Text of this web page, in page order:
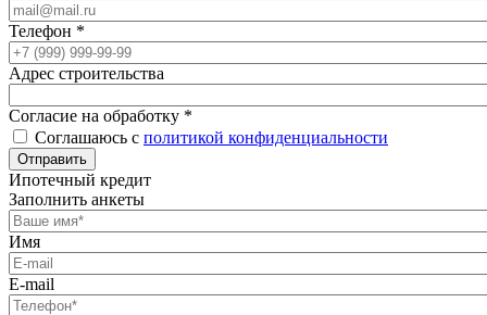
Телефон *
Адрес строительства
Согласие на обработку *
Соглашаюсь с политикой конфиденциальности
Отправить
Ипотечный кредит
Заполнить анкеты
Имя
E-mail